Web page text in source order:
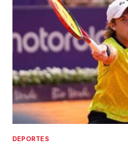
DEPORTES